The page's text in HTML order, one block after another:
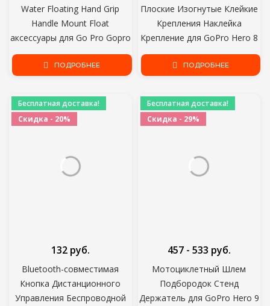
Water Floating Hand Grip
Handle Mount Float
аксессуары для Go Pro Gopro
Hero 8 7 6 5 4 Xiaomi Yi 4K
SJ4000 SJ5000 Action Camera
ПОДРОБНЕЕ
Плоские Изогнутые Клейкие
Крепления Наклейка
Крепление для GoPro Hero 8
Black 9 7 5 Xiaomi Yi 4K Mijia
SJCAM Action Camera Go Pro
ПОДРОБНЕЕ
Бесплатная доставка!
Скидка - 20%
Bluetooth-совместимая
Кнопка Дистанционного
Управления Беспроводной
132 руб.
Бесплатная доставка!
Скидка - 29%
Мотоциклетный Шлем
Подбородок Стенд
Держатель для GoPro Hero 9
457 - 533 руб.